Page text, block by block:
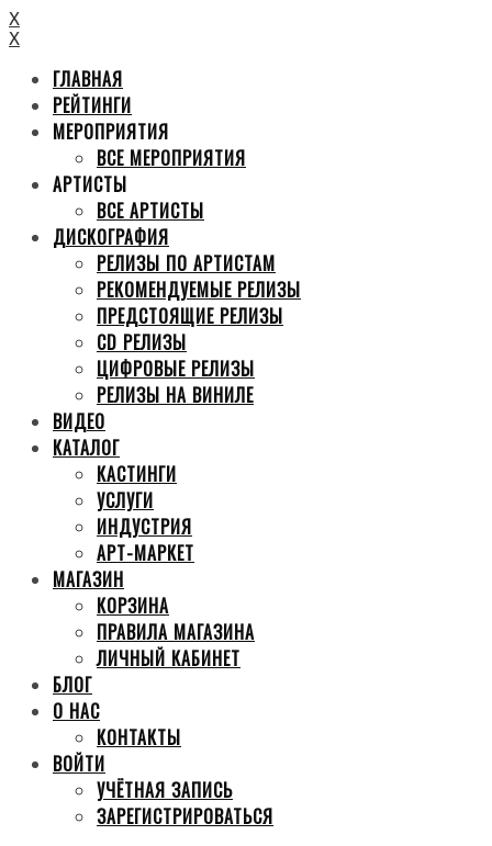
X
X
ГЛАВНАЯ
РЕЙТИНГИ
МЕРОПРИЯТИЯ
ВСЕ МЕРОПРИЯТИЯ
АРТИСТЫ
ВСЕ АРТИСТЫ
ДИСКОГРАФИЯ
РЕЛИЗЫ ПО АРТИСТАМ
РЕКОМЕНДУЕМЫЕ РЕЛИЗЫ
ПРЕДСТОЯЩИЕ РЕЛИЗЫ
CD РЕЛИЗЫ
ЦИФРОВЫЕ РЕЛИЗЫ
РЕЛИЗЫ НА ВИНИЛЕ
ВИДЕО
КАТАЛОГ
КАСТИНГИ
УСЛУГИ
ИНДУСТРИЯ
АРТ-МАРКЕТ
МАГАЗИН
КОРЗИНА
ПРАВИЛА МАГАЗИНА
ЛИЧНЫЙ КАБИНЕТ
БЛОГ
О НАС
КОНТАКТЫ
ВОЙТИ
УЧЁТНАЯ ЗАПИСЬ
ЗАРЕГИСТРИРОВАТЬСЯ